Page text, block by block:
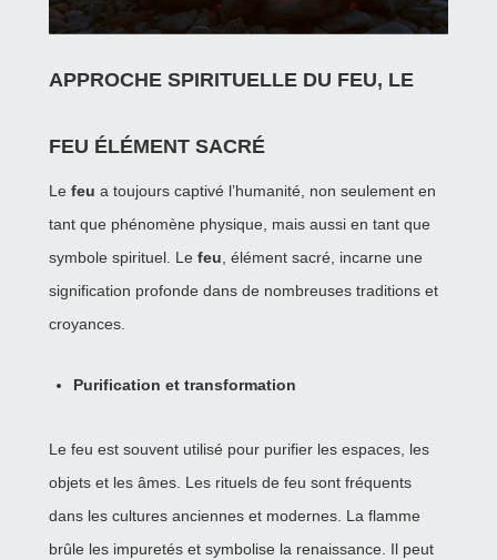
APPROCHE SPIRITUELLE DU FEU, LE
FEU ÉLÉMENT SACRÉ
Le feu a toujours captivé l’humanité, non seulement en
tant que phénomène physique, mais aussi en tant que
symbole spirituel. Le feu, élément sacré, incarne une
signification profonde dans de nombreuses traditions et
croyances.
Purification et transformation
Le feu est souvent utilisé pour purifier les espaces, les
objets et les âmes. Les rituels de feu sont fréquents
dans les cultures anciennes et modernes. La flamme
brûle les impuretés et symbolise la renaissance. Il peut